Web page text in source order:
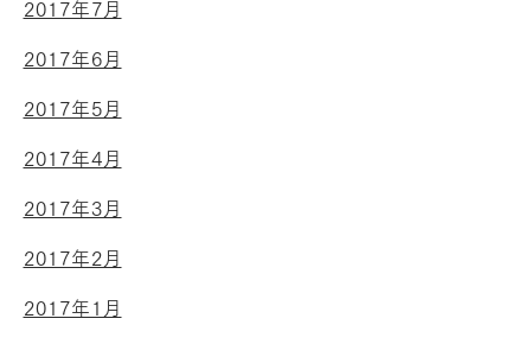
2017年7月
2017年6月
2017年5月
2017年4月
2017年3月
2017年2月
2017年1月